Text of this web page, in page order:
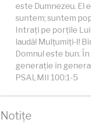
este Dumnezeu. El
suntem; suntem
Intrați pe porțile
laudă! Mulțumiți‑I!
Domnul este bun.
generație în
PSALMII 100:1-5
Notițe